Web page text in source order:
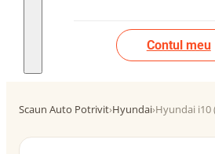
Contul meu
Scaun Auto Potrivit›Hyundai›Hyundai i10